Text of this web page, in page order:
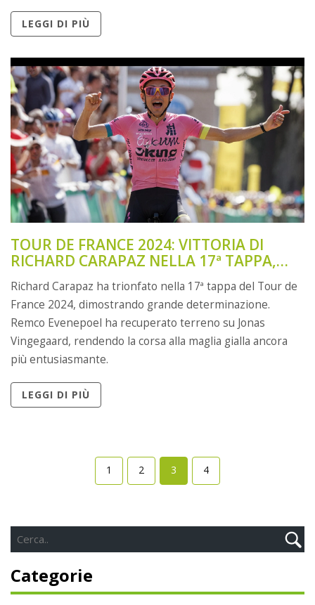
LEGGI DI PIÙ
TOUR DE FRANCE 2024: VITTORIA DI
RICHARD CARAPAZ NELLA 17ª TAPPA,
RIMONTA DI REMCO EVENEPOEL SU
JONAS VINGEGAARD
Richard Carapaz ha trionfato nella 17ª tappa del Tour de
France 2024, dimostrando grande determinazione.
Remco Evenepoel ha recuperato terreno su Jonas
Vingegaard, rendendo la corsa alla maglia gialla ancora
più entusiasmante.
LEGGI DI PIÙ
1 2 3 4
Categorie